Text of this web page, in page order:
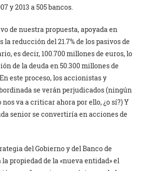
y 2013 a 505 bancos.
de nuestra propuesta, apoyada en
la reducción del 21.7% de los pasivos de
es decir, 100.700 millones de euros, lo
de la deuda en 50.300 millones de
este proceso, los accionistas y
se verán perjudicados (ningún
va a criticar ahora por ello, ¿o sí?) Y
senior se convertiría en acciones de
del Gobierno y del Banco de
propiedad de la «nueva entidad» el